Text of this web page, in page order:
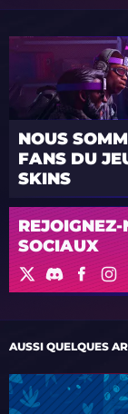
NOUS
FANS DU
SKINS
SOCIAUX
AUSSI QUELQUES